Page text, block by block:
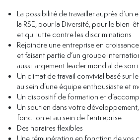
La possibilité de travailler auprès d’un
la RSE, pour la Diversité, pour le bien-
et qui lutte contre les discriminations
Rejoindre une entreprise en
et faisant partie d’un groupe
aussi largement leader mondial de son
Un climat de travail convivial basé sur
au sein d’une équipe enthousiaste et
Un dispositif de formation et
Un soutien dans votre
fonction et au sein de l’entreprise
Des horaires flexibles
Une rémunération en fonction de vos